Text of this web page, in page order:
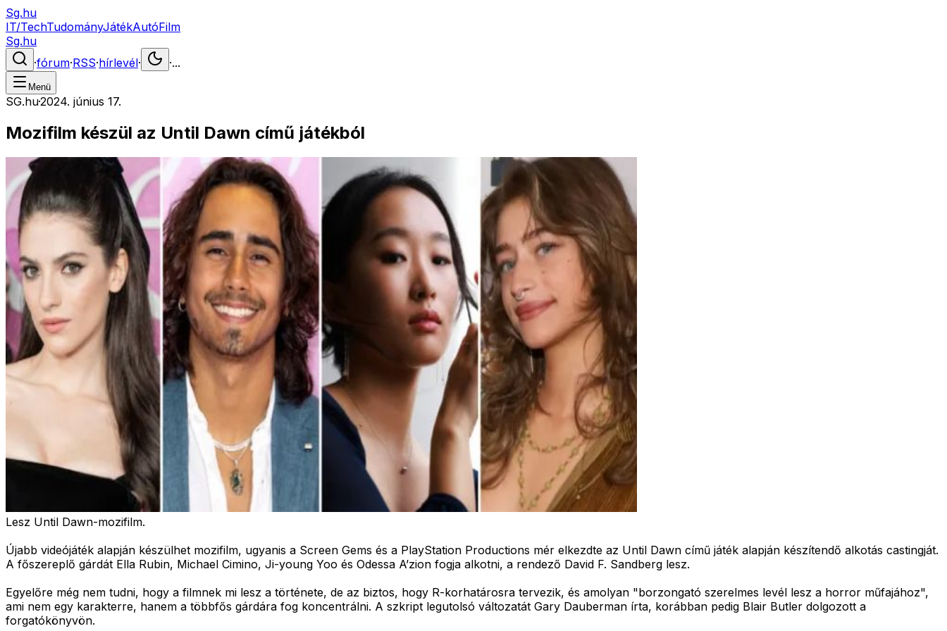
Sg.hu
IT/TechTudományJátékAutóFilm
Sg.hu
·fórum·RSS·hírlevél· ·...
Menü
SG.hu·2024. június 17.
Mozifilm készül az Until Dawn című játékból
Lesz Until Dawn-mozifilm.
Újabb videójáték alapján készülhet mozifilm, ugyanis a Screen Gems és a PlayStation Productions mér elkezdte az Until Dawn című játék alapján készítendő alkotás castingját.
A főszereplő gárdát Ella Rubin, Michael Cimino, Ji-young Yoo és Odessa A’zion fogja alkotni, a rendező David F. Sandberg lesz.
Egyelőre még nem tudni, hogy a filmnek mi lesz a története, de az biztos, hogy R-korhatárosra tervezik, és amolyan "borzongató szerelmes levél lesz a horror műfajához",
ami nem egy karakterre, hanem a többfős gárdára fog koncentrálni. A szkript legutolsó változatát Gary Dauberman írta, korábban pedig Blair Butler dolgozott a
forgatókönyvön.